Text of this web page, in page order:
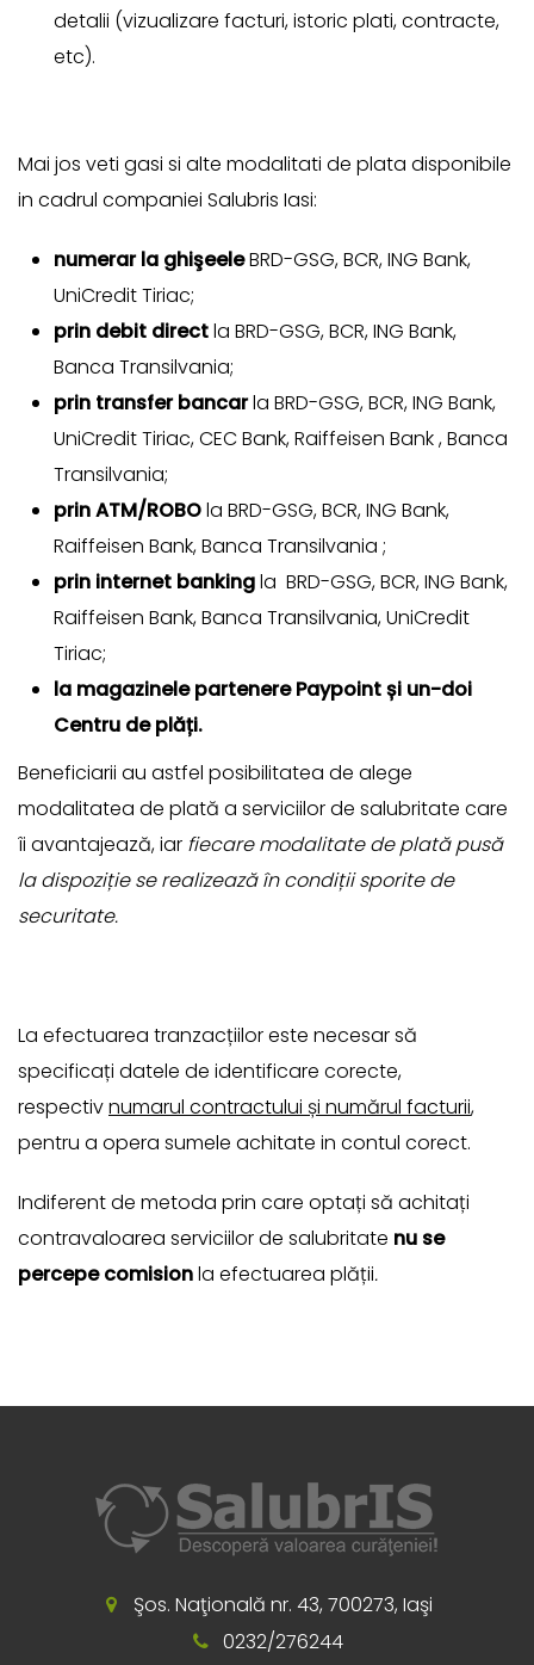
detalii (vizualizare facturi, istoric plati, contracte,
etc).
Mai jos veti gasi si alte modalitati de plata disponibile
in cadrul companiei Salubris Iasi:
numerar la ghişeeleBRD-GSG, BCR, ING Bank,
UniCredit Tiriac;
prin debit directla BRD-GSG, BCR, ING Bank,
Banca Transilvania;
prin transfer bancarla BRD-GSG, BCR, ING Bank,
UniCredit Tiriac, CEC Bank, Raiffeisen Bank , Banca
Transilvania;
prin ATM/ROBOla BRD-GSG, BCR, ING Bank,
Raiffeisen Bank, Banca Transilvania ;
prin internet bankingla BRD-GSG, BCR, ING Bank,
Raiffeisen Bank, Banca Transilvania, UniCredit
Tiriac;
la magazinele partenere Paypoint și un-doi
Centru de plăți.
Beneficiarii au astfel posibilitatea de alege
modalitatea de plată a serviciilor de salubritate care
îi avantajează, iar fiecare modalitate de plată pusă
la dispoziție se realizează în condiții sporite de
securitate.
La efectuarea tranzacțiilor este necesar să
specificați datele de identificare corecte,
respectivnumarul contractului și numărul facturii,
pentru a opera sumele achitate in contul corect.
Indiferent de metoda prin care optați să achitați
contravaloarea serviciilor de salubritate nu se
percepe comisionla efectuarea plății.
Şos. Naţională nr. 43, 700273, Iaşi
0232/276244